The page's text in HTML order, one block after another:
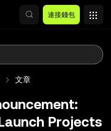
連接錢包
文章
Projects